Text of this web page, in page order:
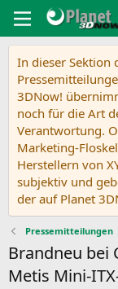
In dieser Sektion
3DNow!
noch für die Art
Verantwortung.
Marketing-
Herstellern von
subjektiv und
der auf Planet
Pressemitteilungen
Brandneu bei
Metis Mini-